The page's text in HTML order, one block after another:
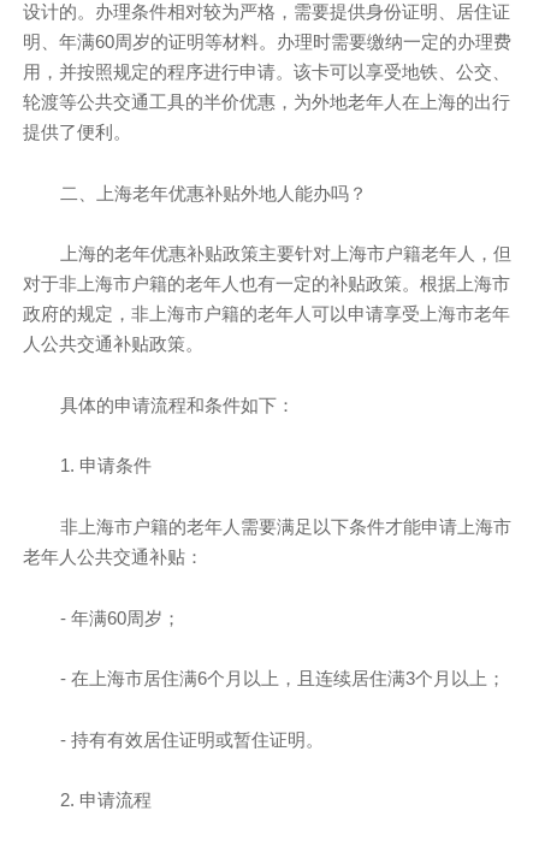
设计的。办理条件相对较为严格，需要提供身份证明、居住证
明、年满60周岁的证明等材料。办理时需要缴纳一定的办理费
用，并按照规定的程序进行申请。该卡可以享受地铁、公交、
轮渡等公共交通工具的半价优惠，为外地老年人在上海的出行
提供了便利。
二、上海老年优惠补贴外地人能办吗？
上海的老年优惠补贴政策主要针对上海市户籍老年人，但
对于非上海市户籍的老年人也有一定的补贴政策。根据上海市
政府的规定，非上海市户籍的老年人可以申请享受上海市老年
人公共交通补贴政策。
具体的申请流程和条件如下：
1. 申请条件
非上海市户籍的老年人需要满足以下条件才能申请上海市
老年人公共交通补贴：
- 年满60周岁；
- 在上海市居住满6个月以上，且连续居住满3个月以上；
- 持有有效居住证明或暂住证明。
2. 申请流程